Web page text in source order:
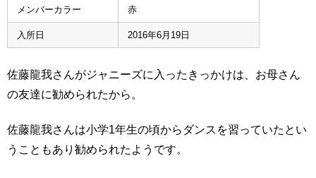
メンバーカラー 赤
入所日 2016年6月19日
佐藤龍我さんがジャニーズに入ったきっかけは、お母さん
の友達に勧められたから。
佐藤龍我さんは小学1年生の頃からダンスを習っていたとい
うこともあり勧められたようです。